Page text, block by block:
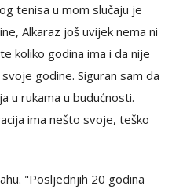
tenisa u mom slučaju je
Alkaraz još uvijek nema ni
koliko godina ima i da nije
godine. Siguran sam da
u rukama u budućnosti.
ima nešto svoje, teško
"Posljednjih 20 godina